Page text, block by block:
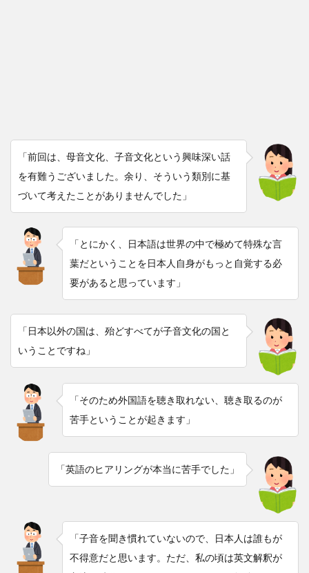
「前回は、母音文化、子音文化という興味深い話
を有難うございました。余り、そういう類別に基
づいて考えたことがありませんでした」
「とにかく、日本語は世界の中で極めて特殊な言
葉だということを日本人自身がもっと自覚する必
要があると思っています」
「日本以外の国は、殆どすべてが子音文化の国と
いうことですね」
「そのため外国語を聴き取れない、聴き取るのが
苦手ということが起きます」
「英語のヒアリングが本当に苦手でした」
「子音を聞き慣れていないので、日本人は誰もが
不得意だと思います。ただ、私の頃は英文解釈が